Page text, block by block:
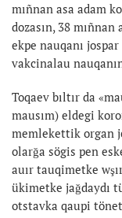
mıñnan asa adam
dozasın, 38
ekpe nauqanı
vakcinalau
Toqaev bıltır da
mausım) eldegi
memlekettik organ
olarğa sögis pen
auır tauqimetke
ükimetke jağdaydı
otstavka qaupi